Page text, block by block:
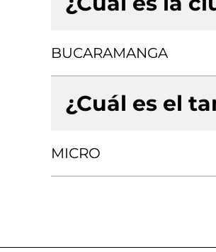
BUCARAMANGA
¿Cuál es el
MICRO